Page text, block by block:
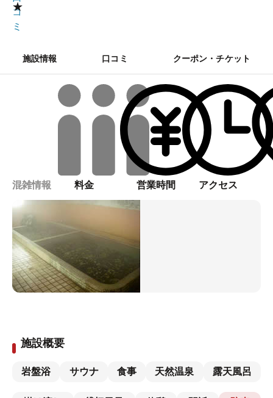
★
コ
ミ
施設情報 口コミ クーポン・チケット
混雑情報 料金 営業時間 アクセス
施設概要
岩盤浴 サウナ 食事 天然温泉 露天風呂